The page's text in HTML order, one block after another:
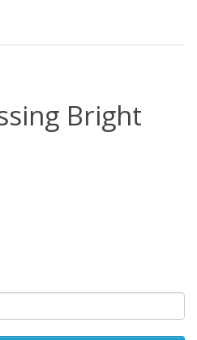
Bright